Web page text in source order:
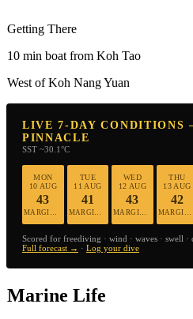
Getting There
10 min boat from Koh Tao
West of Koh Nang Yuan
LIVE 7-DAY CONDITIONS
PINNACLE
SST ~30.1°C
MON
10 AUG
43
TUE
11 AUG
41
WED
12 AUG
43
MARGINAL
THU
13 AUG
42
Scored for freediving · wind · waves · swell ·
Full forecast → · Log your dive
Marine Life